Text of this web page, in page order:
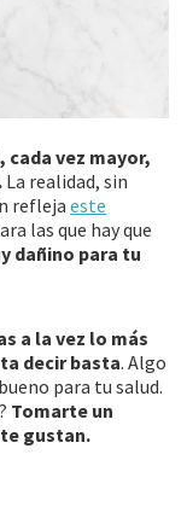
cada vez mayor,
La realidad, sin
refleja este
las que hay que
dañino para tu
a la vez lo más
decir basta. Algo
para tu salud.
Tomarte un
gustan.